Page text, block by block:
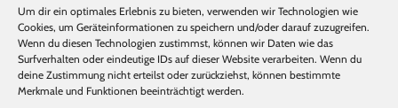
Um dir ein optimales Erlebnis zu bieten, verwenden wir Technologien wie
Cookies, um Geräteinformationen zu speichern und/oder darauf zuzugreifen.
Wenn du diesen Technologien zustimmst, können wir Daten wie das
Surfverhalten oder eindeutige IDs auf dieser Website verarbeiten. Wenn du
deine Zustimmung nicht erteilst oder zurückziehst, können bestimmte
Merkmale und Funktionen beeinträchtigt werden.